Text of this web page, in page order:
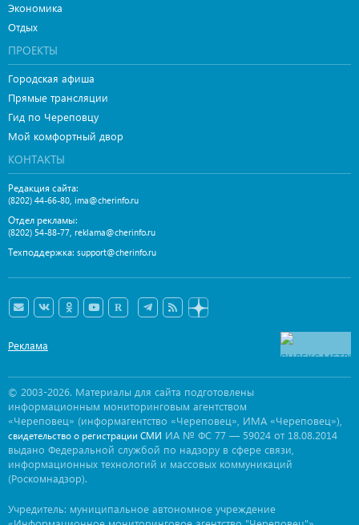
Экономика
Отдых
ПРОЕКТЫ
Городская афиша
Прямые трансляции
Гид по Череповцу
Мой комфортный двор
КОНТАКТЫ
Редакция сайта:
(8202) 44-66-80, ima@cherinfo.ru
Отдел рекламы:
(8202) 54-88-77, reklama@cherinfo.ru
Техподдержка: support@cherinfo.ru
Реклама
© 2003-2026. Материалы для сайта подготовлены
информационным мониторинговым агентством
«Череповец» (информагентство «Череповец», ИМА «Череповец»),
свидетельство о регистрации СМИ ИА № ФС 77 — 59024 от 18.08.2014
выдано Федеральной службой по надзору в сфере связи,
информационных технологий и массовых коммуникаций
(Роскомнадзор).
Учредитель: муниципальное автономное учреждение